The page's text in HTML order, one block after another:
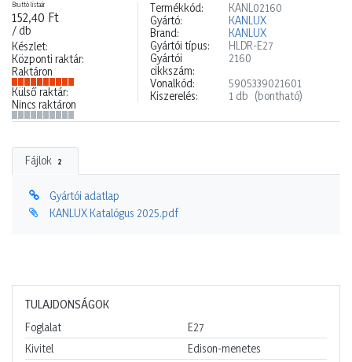
Bruttó listaár
152,40 Ft
/ db
Készlet:
Központi raktár:
Raktáron
Külső raktár:
Nincs raktáron
Termékkód:
KANL02160
Gyártó:
KANLUX
Brand:
KANLUX
Gyártói típus:
HLDR-E27
Gyártói
cikkszám:
2160
Vonalkód:
5905339021601
Kiszerelés:
1 db (bontható)
Fájlok 2
Gyártói adatlap
KANLUX Katalógus 2025.pdf
TULAJDONSÁGOK
Foglalat
E27
Kivitel
Edison-menetes